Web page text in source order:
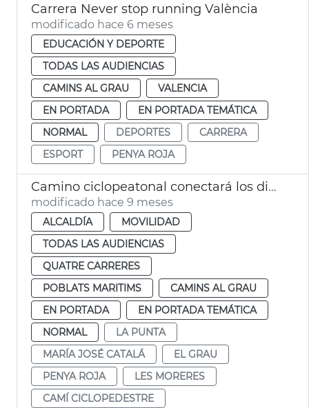
Carrera Never stop running València
modificado hace 6 meses
EDUCACIÓN Y DEPORTE
TODAS LAS AUDIENCIAS
CAMINS AL GRAU
VALENCIA
EN PORTADA
EN PORTADA TEMÁTICA
NORMAL
DEPORTES
CARRERA
ESPORT
PENYA ROJA
Camino ciclopeatonal conectará los distritos de Poblats Marítims, Camins al Grau y Quatre Carreres
modificado hace 9 meses
ALCALDÍA
MOVILIDAD
TODAS LAS AUDIENCIAS
QUATRE CARRERES
POBLATS MARITIMS
CAMINS AL GRAU
EN PORTADA
EN PORTADA TEMÁTICA
NORMAL
LA PUNTA
MARÍA JOSÉ CATALÁ
EL GRAU
PENYA ROJA
LES MORERES
CAMÍ CICLOPEDESTRE